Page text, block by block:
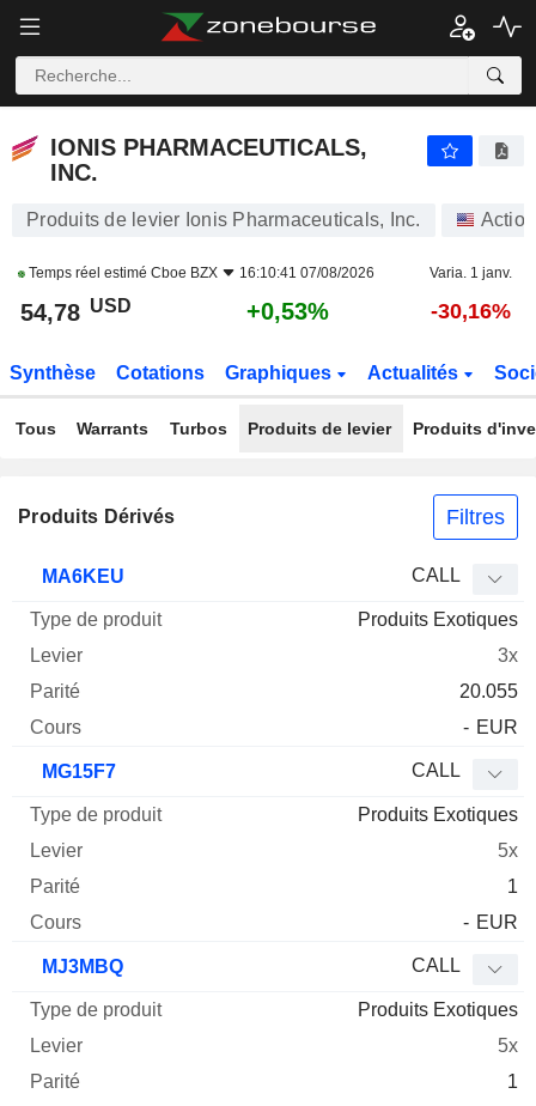
IONIS PHARMACEUTICALS,
INC.
Produits de levier Ionis Pharmaceuticals, Inc.
Temps réel estimé Cboe BZX 16:10:41 07/08/2026 Varia. 1 janv.
54,78 USD +0,53% -30,16%
Synthèse Cotations Graphiques Actualités
Tous Warrants Turbos Produits de levier Produits
Produits Dérivés Filtres
Mnemo Type produit
Cours
MA6KEU CALL
Produits Exotiques
3x
20.055
- EUR
MG15F7 CALL
Produits Exotiques
5x
1
- EUR
MJ3MBQ CALL
Produits Exotiques
5x
1